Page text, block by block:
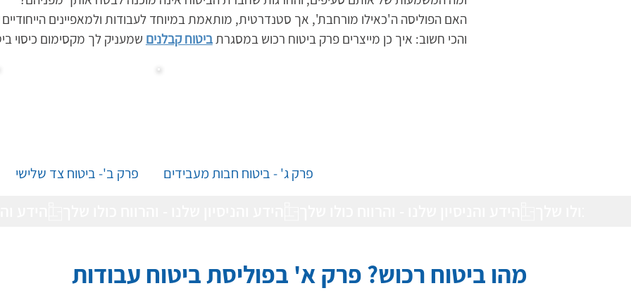
האם הפוליסה ה'כאילו מורחבת', אך סטנדרטית, מותאמת במיוחד לעבודות ולמאפיינים
והכי חשוב: איך כן מייצרים פרק ביטוח רכוש במסגרת ביטוח קבלנים שמעניק לך מקסימום כיסוי
פרק ב'- ביטוח צד שלישי פרק ג' - ביטוח חבות מעבידים
מהו ביטוח רכוש? פרק א' בפוליסת ביטוח עבודות